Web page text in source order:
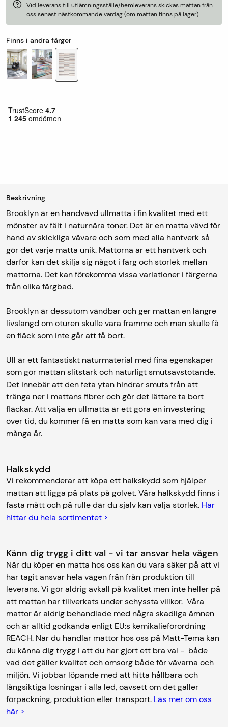
Vid leverans till utlämningsställe/hemleverans skickas mattan från
oss senast nästkommande vardag (om mattan finns på lager).
Finns i andra färger
Beskrivning
Brooklyn är en handvävd ullmatta i fin kvalitet med ett
mönster av fält i naturnära toner. Det är en matta vävd för
hand av skickliga vävare och som med alla hantverk så
gör det varje matta unik. Mattorna är ett hantverk och
därför kan det skilja sig något i färg och storlek mellan
mattorna. Det kan förekomma vissa variationer i färgerna
från olika färgbad.
Brooklyn är dessutom vändbar och ger mattan en längre
livslängd om oturen skulle vara framme och man skulle få
en fläck som inte går att få bort.
Ull är ett fantastiskt naturmaterial med fina egenskaper
som gör mattan slitstark och naturligt smutsavstötande.
Det innebär att den feta ytan hindrar smuts från att
tränga ner i mattans fibrer och gör det lättare ta bort
fläckar. Att välja en ullmatta är ett göra en investering
över tid, du kommer få en matta som kan vara med dig i
många år.
Halkskydd
Vi rekommenderar att köpa ett halkskydd som hjälper
mattan att ligga på plats på golvet. Våra halkskydd finns i
fasta mått och på rulle där du själv kan välja storlek. Här
hittar du hela sortimentet >
Känn dig trygg i ditt val - vi tar ansvar hela vägen
När du köper en matta hos oss kan du vara säker på att vi
har tagit ansvar hela vägen från från produktion till
leverans. Vi gör aldrig avkall på kvalitet men inte heller på
att mattan har tillverkats under schyssta villkor. Våra
mattor är aldrig behandlade med några skadliga ämnen
och är alltid godkända enligt EU:s kemikalieförordning
REACH. När du handlar mattor hos oss på Matt-Tema kan
du känna dig trygg i att du har gjort ett bra val - både
vad det gäller kvalitet och omsorg både för vävarna och
miljön. Vi jobbar löpande med att hitta hållbara och
långsiktiga lösningar i alla led, oavsett om det gäller
förpackning, produktion eller transport. Läs mer om oss
här >